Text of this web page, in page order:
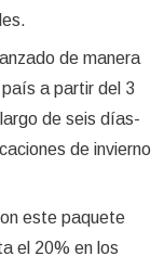
de manera
a partir del 3
de seis días-
de invierno
este paquete
el 20% en los